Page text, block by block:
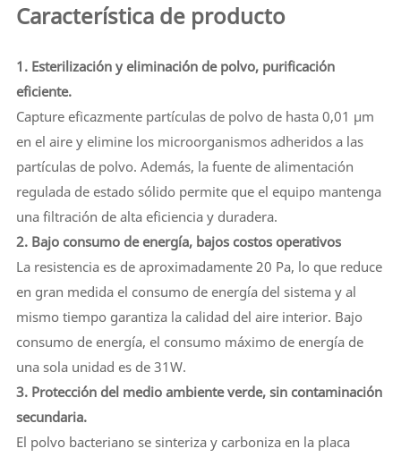
Característica de producto
1. Esterilización y eliminación de polvo, purificación
eficiente.
Capture eficazmente partículas de polvo de hasta 0,01 μm
en el aire y elimine los microorganismos adheridos a las
partículas de polvo. Además, la fuente de alimentación
regulada de estado sólido permite que el equipo mantenga
una filtración de alta eficiencia y duradera.
2. Bajo consumo de energía, bajos costos operativos
La resistencia es de aproximadamente 20 Pa, lo que reduce
en gran medida el consumo de energía del sistema y al
mismo tiempo garantiza la calidad del aire interior. Bajo
consumo de energía, el consumo máximo de energía de
una sola unidad es de 31W.
3. Protección del medio ambiente verde, sin contaminación
secundaria.
El polvo bacteriano se sinteriza y carboniza en la placa